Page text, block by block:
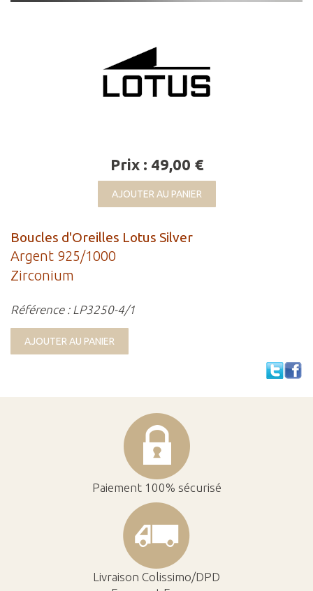
Prix : 49,00 €
AJOUTER AU PANIER
Boucles d'Oreilles Lotus Silver
Argent 925/1000
Zirconium
Référence : LP3250-4/1
AJOUTER AU PANIER
Paiement 100% sécurisé
Livraison Colissimo/DPD